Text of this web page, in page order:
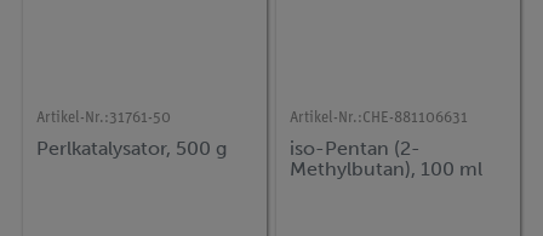
Artikel-Nr.:31761-50
Perlkatalysator, 500 g
Artikel-Nr.:CHE-881106631
iso-Pentan (2-
Methylbutan), 100 ml